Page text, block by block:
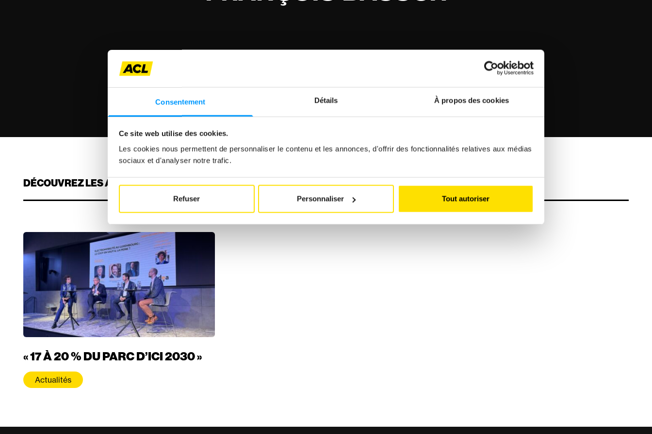
Consentement Détails À propos des cookies
Ce site web utilise des cookies.
Les cookies nous permettent de personnaliser le contenu et les annonces, d'offrir des fonctionnalités relatives aux médias
sociaux et d'analyser notre trafic.
Refuser Personnaliser Tout autoriser
DÉCOUVREZ LES ARTICLES
« 17 À 20 % DU PARC D’ICI 2030 »
Actualités